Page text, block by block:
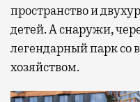
пространство и
детей. А снаружи,
легендарный парк со
хозяйством.